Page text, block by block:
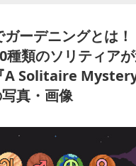
ガーデニングとは
種類のソリティア
A Solitaire
真・画像